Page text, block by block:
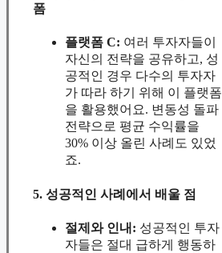
폼
플랫폼 C: 여러 투자자들이
자신의 전략을 공유하고, 성
공적인 경우 다수의 투자자
가 따라 하기 위해 이 플랫폼
을 활용했어요. 변동성 돌파
전략으로 평균 수익률을
30% 이상 올린 사례도 있었
죠.
5. 성공적인 사례에서 배울 점
절제와 인내: 성공적인 투자
자들은 절대 급하게 행동하